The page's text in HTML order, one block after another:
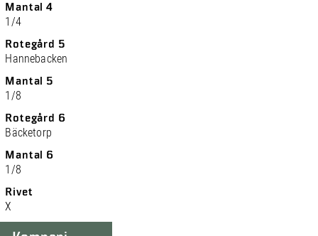
Mantal 4
1/4
Rotegård 5
Hannebacken
Mantal 5
1/8
Rotegård 6
Bäcketorp
Mantal 6
1/8
Rivet
X